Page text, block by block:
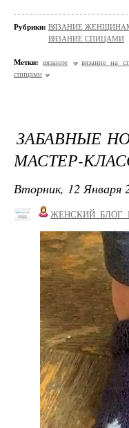
Рубрики: ВЯЗАНИЕ ЖЕНЩИНАМ/
ВЯЗАНИЕ СПИЦАМИ
Метки: вязание
вязание на
спицами
ЗАБАВНЫЕ
МАСТЕР-
Вторник, 12 Января